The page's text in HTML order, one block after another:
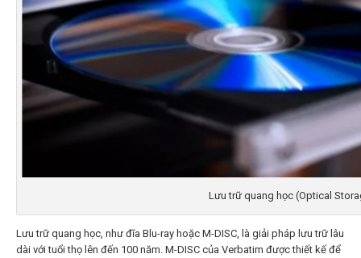
Lưu trữ quang học (Optical
Lưu trữ quang học, như đĩa Blu-ray hoặc M-DISC, là giải pháp lưu trữ lâu
dài với tuổi thọ lên đến 100 năm. M-DISC của Verbatim được thiết kế để